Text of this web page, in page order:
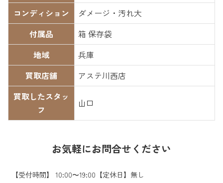
コンディション
ダメージ・汚れ大
付属品
箱 保存袋
地域
兵庫
買取店舗
アステ川西店
買取したスタッ
フ
山口
お気軽にお問合せください
【受付時間】 10:00〜19:00【定休日】無し